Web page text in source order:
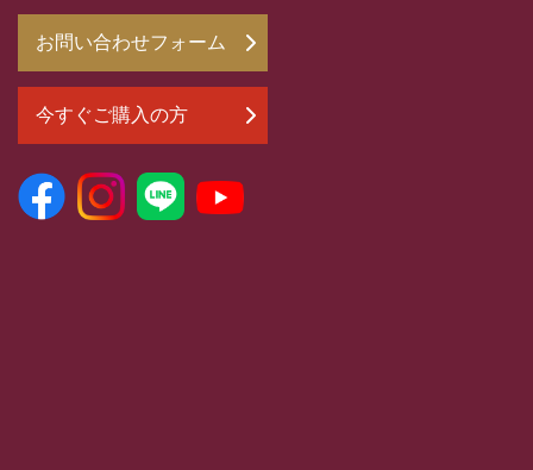
お問い合わせフォーム
今すぐご購入の方